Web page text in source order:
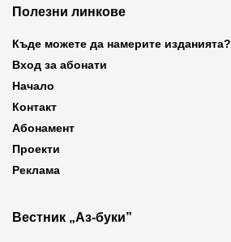
Полезни линкове
Къде можете да намерите изданията?
Вход за абонати
Начало
Контакт
Абонамент
Проекти
Реклама
Вестник „Аз-буки”